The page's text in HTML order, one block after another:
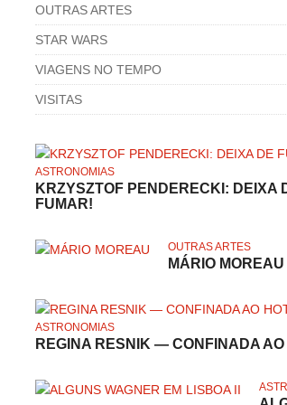
OUTRAS ARTES
STAR WARS
VIAGENS NO TEMPO
VISITAS
ASTRONOMIAS
KRZYSZTOF PENDERECKI: DEIXA
FUMAR!
OUTRAS ARTES
MÁRIO MOREAU
ASTRONOMIAS
REGINA RESNIK — CONFINADA